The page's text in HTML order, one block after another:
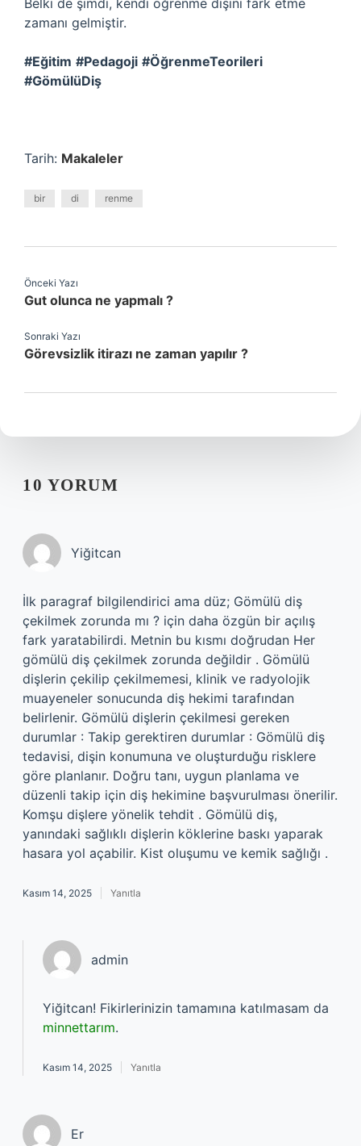
Belki de şimdi, kendi öğrenme dişini fark etme
zamanı gelmiştir.
#Eğitim #Pedagoji #ÖğrenmeTeorileri
#GömülüDiş
Tarih: Makaleler
bir di renme
Önceki Yazı
Gut olunca ne yapmalı ?
Sonraki Yazı
Görevsizlik itirazı ne zaman yapılır ?
10 YORUM
Yiğitcan
İlk paragraf bilgilendirici ama düz; Gömülü diş
çekilmek zorunda mı ? için daha özgün bir açılış
fark yaratabilirdi. Metnin bu kısmı doğrudan Her
gömülü diş çekilmek zorunda değildir . Gömülü
dişlerin çekilip çekilmemesi, klinik ve radyolojik
muayeneler sonucunda diş hekimi tarafından
belirlenir. Gömülü dişlerin çekilmesi gereken
durumlar : Takip gerektiren durumlar : Gömülü diş
tedavisi, dişin konumuna ve oluşturduğu risklere
göre planlanır. Doğru tanı, uygun planlama ve
düzenli takip için diş hekimine başvurulması önerilir.
Komşu dişlere yönelik tehdit . Gömülü diş,
yanındaki sağlıklı dişlerin köklerine baskı yaparak
hasara yol açabilir. Kist oluşumu ve kemik sağlığı .
Kasım 14, 2025 Yanıtla
admin
Yiğitcan! Fikirlerinizin tamamına katılmasam da
minnettarım.
Kasım 14, 2025 Yanıtla
Er